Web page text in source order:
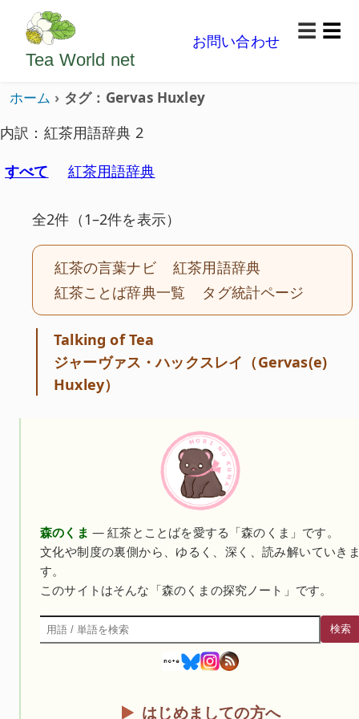
ようこそいらっしゃいました。どうぞごゆっくり楽
Tea World net
お問い合わせ
☰
ホーム タグ：Gervas Huxley
内訳：紅茶用語辞典 2
すべて
紅茶用語辞典
全2件（1–2件を表示）
紅茶の言葉ナビ
紅茶用語辞典
紅茶ことば辞典一覧
タグ統計ページ
Talking of Tea
ジャーヴァス・ハックスレイ（Gervas(e)
Huxley）
森のくま — 紅茶とことばを愛する「森のくま」です。
文化や制度の裏側から、ゆるく、深く、読み解いていき
す。
このサイトはそんな「森のくまの探究ノート」です。
検索
検索
はじめましての方へ